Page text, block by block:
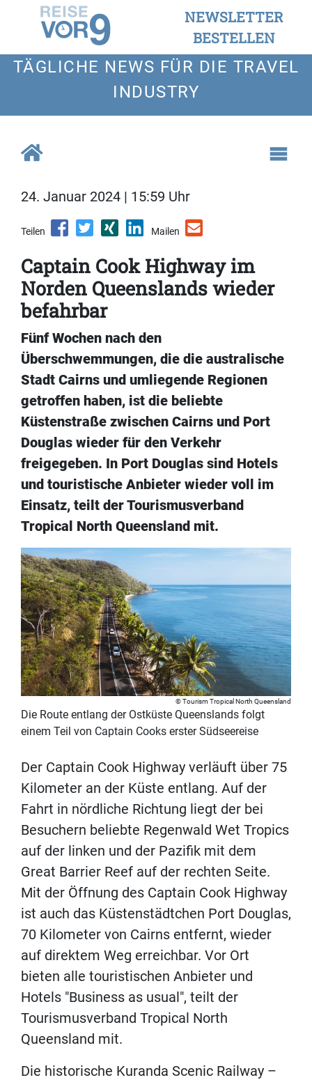
NEWSLETTER
BESTELLEN
TÄGLICHE NEWS FÜR DIE TRAVEL
INDUSTRY
24. Januar 2024 | 15:59 Uhr
Teilen Mailen
Captain Cook Highway im
Norden Queenslands wieder
befahrbar
Fünf Wochen nach den
Überschwemmungen, die die australische
Stadt Cairns und umliegende Regionen
getroffen haben, ist die beliebte
Küstenstraße zwischen Cairns und Port
Douglas wieder für den Verkehr
freigegeben. In Port Douglas sind Hotels
und touristische Anbieter wieder voll im
Einsatz, teilt der Tourismusverband
Tropical North Queensland mit.
Tourism Tropical North Queensland
Die Route entlang der Ostküste Queenslands folgt
einem Teil von Captain Cooks erster Südseereise
Der Captain Cook Highway verläuft über 75
Kilometer an der Küste entlang. Auf der
Fahrt in nördliche Richtung liegt der bei
Besuchern beliebte Regenwald Wet Tropics
auf der linken und der Pazifik mit dem
Great Barrier Reef auf der rechten Seite.
Mit der Öffnung des Captain Cook Highway
ist auch das Küstenstädtchen Port Douglas,
70 Kilometer von Cairns entfernt, wieder
auf direktem Weg erreichbar. Vor Ort
bieten alle touristischen Anbieter und
Hotels "Business as usual", teilt der
Tourismusverband Tropical North
Queensland mit.
Die historische Kuranda Scenic Railway –